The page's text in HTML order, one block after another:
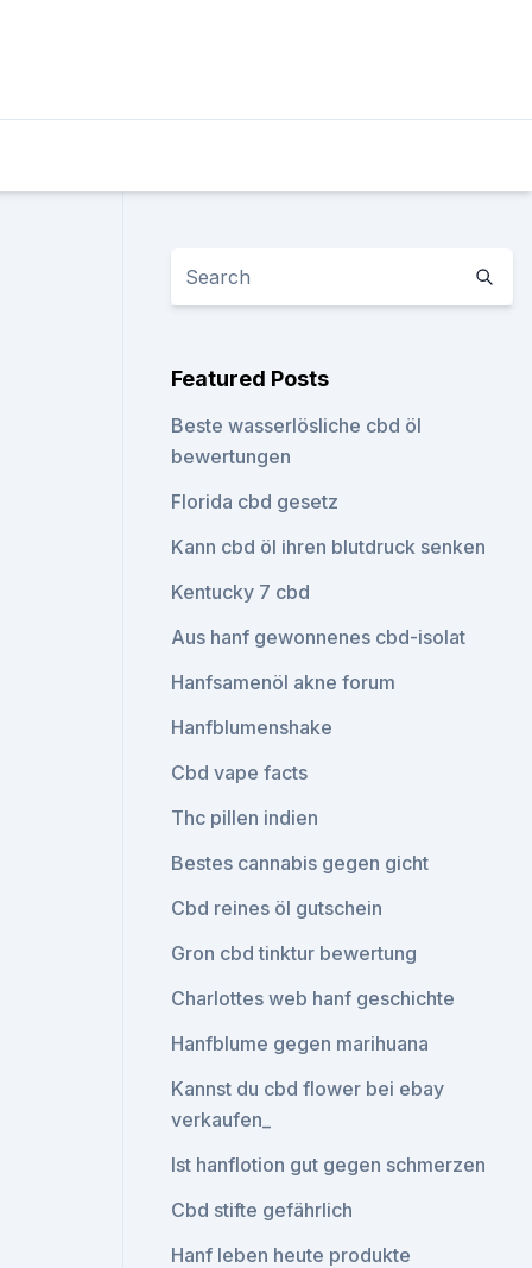
Featured Posts
Beste wasserlösliche cbd öl
bewertungen
Florida cbd gesetz
Kann cbd öl ihren blutdruck senken
Kentucky 7 cbd
Aus hanf gewonnenes cbd-isolat
Hanfsamenöl akne forum
Hanfblumenshake
Cbd vape facts
Thc pillen indien
Bestes cannabis gegen gicht
Cbd reines öl gutschein
Gron cbd tinktur bewertung
Charlottes web hanf geschichte
Hanfblume gegen marihuana
Kannst du cbd flower bei ebay
verkaufen_
Ist hanflotion gut gegen schmerzen
Cbd stifte gefährlich
Hanf leben heute produkte